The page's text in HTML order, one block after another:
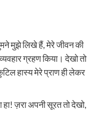
मुझे लिखे हैं, मेरे जीवन की
ग्रहण किया। देखो तो
हास्य मेरे प्राण ही लेकर
हा! ज़रा अपनी सूरत तो देखो,